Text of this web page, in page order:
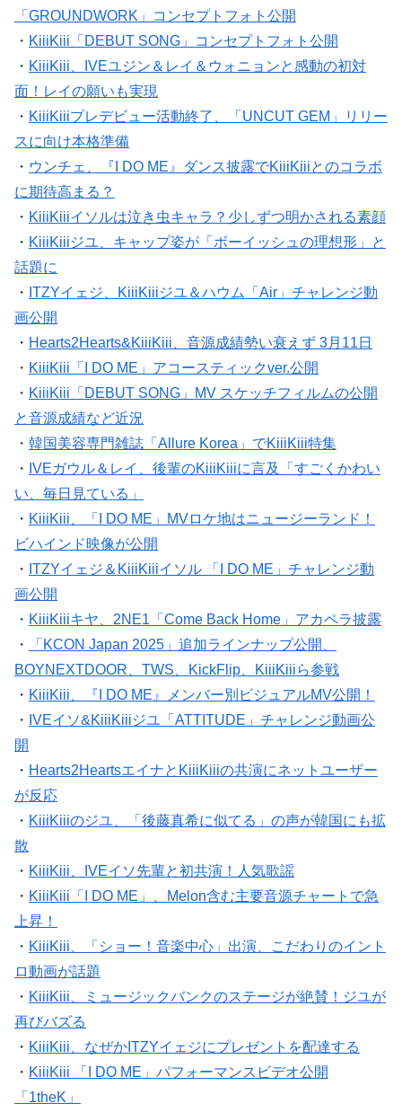
「GROUNDWORK」コンセプトフォト公開
・ KiiiKiii「DEBUT SONG」コンセプトフォト公開
・ KiiiKiii、IVEユジン＆レイ＆ウォニョンと感動の初対
面！レイの願いも実現
・ KiiiKiiiプレデビュー活動終了、「UNCUT GEM」リリー
スに向け本格準備
・ ウンチェ、『I DO ME』ダンス披露でKiiiKiiiとのコラボ
に期待高まる？
・ KiiiKiiiイソルは泣き虫キャラ？少しずつ明かされる素顔
・ KiiiKiiiジユ、キャップ姿が「ボーイッシュの理想形」と
話題に
・ ITZYイェジ、KiiiKiiiジユ＆ハウム「Air」チャレンジ動
画公開
・ Hearts2Hearts&KiiiKiii、音源成績勢い衰えず 3月11日
・ KiiiKiii「I DO ME」アコースティックver.公開
・ KiiiKiii「DEBUT SONG」MV スケッチフィルムの公開
と音源成績など近況
・ 韓国美容専門雑誌「Allure Korea」でKiiiKiii特集
・ IVEガウル＆レイ、後輩のKiiiKiiiに言及「すごくかわい
い、毎日見ている」
・ KiiiKiii、「I DO ME」MVロケ地はニュージーランド！
ビハインド映像が公開
・ ITZYイェジ＆KiiiKiiiイソル 「I DO ME」チャレンジ動
画公開
・ KiiiKiiiキヤ、2NE1「Come Back Home」アカペラ披露
・
「KCON Japan 2025」追加ラインナップ公開、
BOYNEXTDOOR、TWS、KickFlip、KiiiKiiiら参戦
・ KiiiKiii、『I DO ME』メンバー別ビジュアルMV公開！
・ IVEイソ&KiiiKiiiジユ「ATTITUDE」チャレンジ動画公
開
・ Hearts2HeartsエイナとKiiiKiiiの共演にネットユーザー
が反応
・ KiiiKiiiのジユ、「後藤真希に似てる」の声が韓国にも拡
散
・ KiiiKiii、IVEイソ先輩と初共演！人気歌謡
・ KiiiKiii「I DO ME」、Melon含む主要音源チャートで急
上昇！
・ KiiiKiii、「ショー！音楽中心」出演、こだわりのイント
ロ動画が話題
・ KiiiKiii、ミュージックバンクのステージが絶賛！ジユが
再びバズる
・ KiiiKiii、なぜかITZYイェジにプレゼントを配達する
・ KiiiKiii 「I DO ME」パフォーマンスビデオ公開
「1theK」